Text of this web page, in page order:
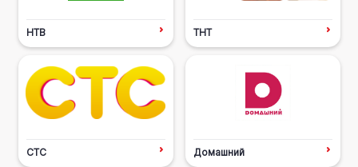
НТВ ТНТ
СТС Домашний